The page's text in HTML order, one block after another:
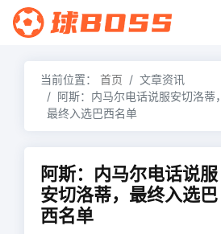
当前位置： 首页
文章资讯
阿斯：内马尔电话说服安切洛蒂，
最终入选巴西名单
阿斯：内马尔电话说服
安切洛蒂，最终入选巴
西名单